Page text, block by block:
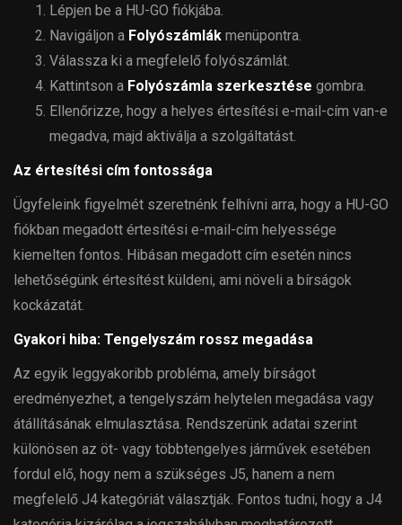
Lépjen be a HU-GO fiókjába.
Navigáljon a Folyószámlák menüpontra.
Válassza ki a megfelelő folyószámlát.
Kattintson a Folyószámla szerkesztése gombra.
Ellenőrizze, hogy a helyes értesítési e-mail-cím van-e
megadva, majd aktiválja a szolgáltatást.
Az értesítési cím fontossága
Ügyfeleink figyelmét szeretnénk felhívni arra, hogy a HU-GO
fiókban megadott értesítési e-mail-cím helyessége
kiemelten fontos. Hibásan megadott cím esetén nincs
lehetőségünk értesítést küldeni, ami növeli a bírságok
kockázatát.
Gyakori hiba: Tengelyszám rossz megadása
Az egyik leggyakoribb probléma, amely bírságot
eredményezhet, a tengelyszám helytelen megadása vagy
átállításának elmulasztása. Rendszerünk adatai szerint
különösen az öt- vagy többtengelyes járművek esetében
fordul elő, hogy nem a szükséges J5, hanem a nem
megfelelő J4 kategóriát választják. Fontos tudni, hogy a J4